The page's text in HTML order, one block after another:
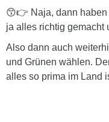
😙👉 Naja, dann haben
ja alles richtig gemacht
Also dann auch
und Grünen wählen.
alles so prima im Land